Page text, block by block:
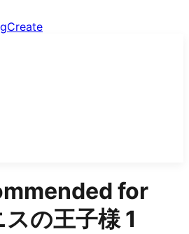
Create
for
スの王子様 1